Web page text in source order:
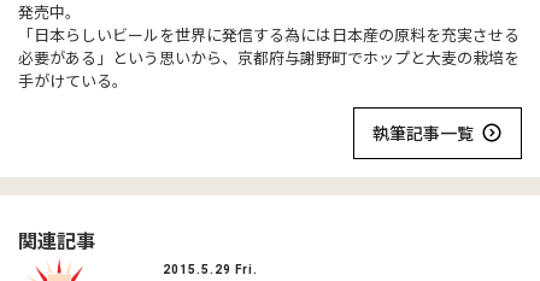
発売中。
「日本らしいビールを世界に発信する為には日本産の原料を充実させる
必要がある」という思いから、京都府与謝野町でホップと大麦の栽培を
手がけている。
執筆記事一覧
関連記事
2015.5.29 Fri.